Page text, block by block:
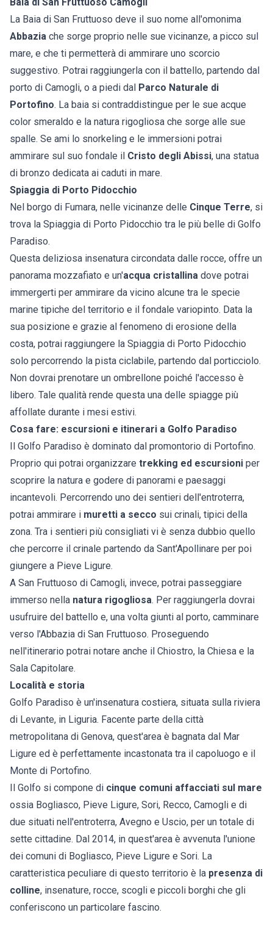
Baia di San Fruttuoso Camogli
La Baia di San Fruttuoso deve il suo nome all'omonima
Abbazia che sorge proprio nelle sue vicinanze, a picco sul
mare, e che ti permetterà di ammirare uno scorcio
suggestivo. Potrai raggiungerla con il battello, partendo dal
porto di Camogli, o a piedi dal Parco Naturale di
Portofino. La baia si contraddistingue per le sue acque
color smeraldo e la natura rigogliosa che sorge alle sue
spalle. Se ami lo snorkeling e le immersioni potrai
ammirare sul suo fondale il Cristo degli Abissi, una statua
di bronzo dedicata ai caduti in mare.
Spiaggia di Porto Pidocchio
Nel borgo di Fumara, nelle vicinanze delle Cinque Terre, si
trova la Spiaggia di Porto Pidocchio tra le più belle di Golfo
Paradiso.
Questa deliziosa insenatura circondata dalle rocce, offre un
panorama mozzafiato e un'acqua cristallina dove potrai
immergerti per ammirare da vicino alcune tra le specie
marine tipiche del territorio e il fondale variopinto. Data la
sua posizione e grazie al fenomeno di erosione della
costa, potrai raggiungere la Spiaggia di Porto Pidocchio
solo percorrendo la pista ciclabile, partendo dal porticciolo.
Non dovrai prenotare un ombrellone poiché l'accesso è
libero. Tale qualità rende questa una delle spiagge più
affollate durante i mesi estivi.
Cosa fare: escursioni e itinerari a Golfo Paradiso
Il Golfo Paradiso è dominato dal promontorio di Portofino.
Proprio qui potrai organizzare trekking ed escursioni per
scoprire la natura e godere di panorami e paesaggi
incantevoli. Percorrendo uno dei sentieri dell'entroterra,
potrai ammirare i muretti a secco sui crinali, tipici della
zona. Tra i sentieri più consigliati vi è senza dubbio quello
che percorre il crinale partendo da Sant'Apollinare per poi
giungere a Pieve Ligure.
A San Fruttuoso di Camogli, invece, potrai passeggiare
immerso nella natura rigogliosa. Per raggiungerla dovrai
usufruire del battello e, una volta giunti al porto, camminare
verso l'Abbazia di San Fruttuoso. Proseguendo
nell'itinerario potrai notare anche il Chiostro, la Chiesa e la
Sala Capitolare.
Località e storia
Golfo Paradiso è un'insenatura costiera, situata sulla riviera
di Levante, in Liguria. Facente parte della città
metropolitana di Genova, quest'area è bagnata dal Mar
Ligure ed è perfettamente incastonata tra il capoluogo e il
Monte di Portofino.
Il Golfo si compone di cinque comuni affacciati sul mare
ossia Bogliasco, Pieve Ligure, Sori, Recco, Camogli e di
due situati nell'entroterra, Avegno e Uscio, per un totale di
sette cittadine. Dal 2014, in quest'area è avvenuta l'unione
dei comuni di Bogliasco, Pieve Ligure e Sori. La
caratteristica peculiare di questo territorio è la presenza di
colline, insenature, rocce, scogli e piccoli borghi che gli
conferiscono un particolare fascino.